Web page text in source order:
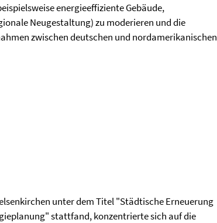
energieeffiziente Gebäude,
Neugestaltung) zu moderieren und die
zwischen deutschen und nordamerikanischen
unter dem Titel "Städtische Erneuerung
stattfand, konzentrierte sich auf die